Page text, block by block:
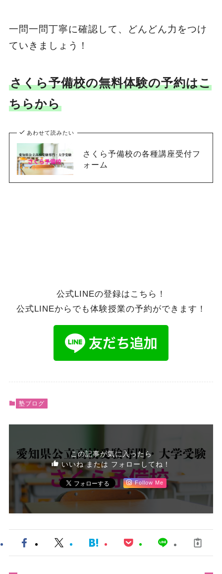
一問一問丁寧に確認して、どんどん力をつけ
ていきましょう！
さくら予備校の無料体験の予約はこ
ちらから
あわせて読みたい
さくら予備校の各種講座受付フ
ォーム
公式LINEの登録はこちら！
公式LINEからでも体験授業の予約ができます！
塾ブログ
この記事が気に入ったら
いいね または フォローしてね！
Follow Me